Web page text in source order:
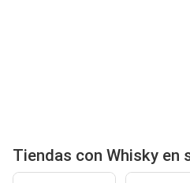
Tiendas con Whisky en